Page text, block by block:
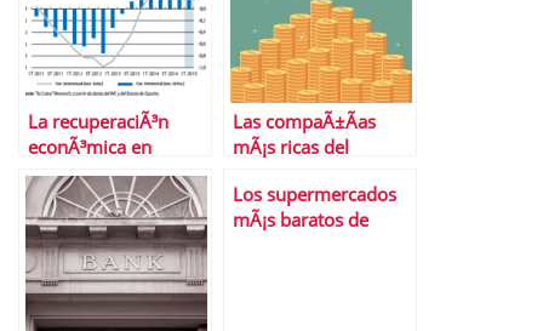
La recuperaciÃ³n
econÃ³mica en
EspaÃ±a,
Â¿consolidada?
Las compaÃ±Ã­as
mÃ¡s ricas del
Los supermercados
mÃ¡s baratos de